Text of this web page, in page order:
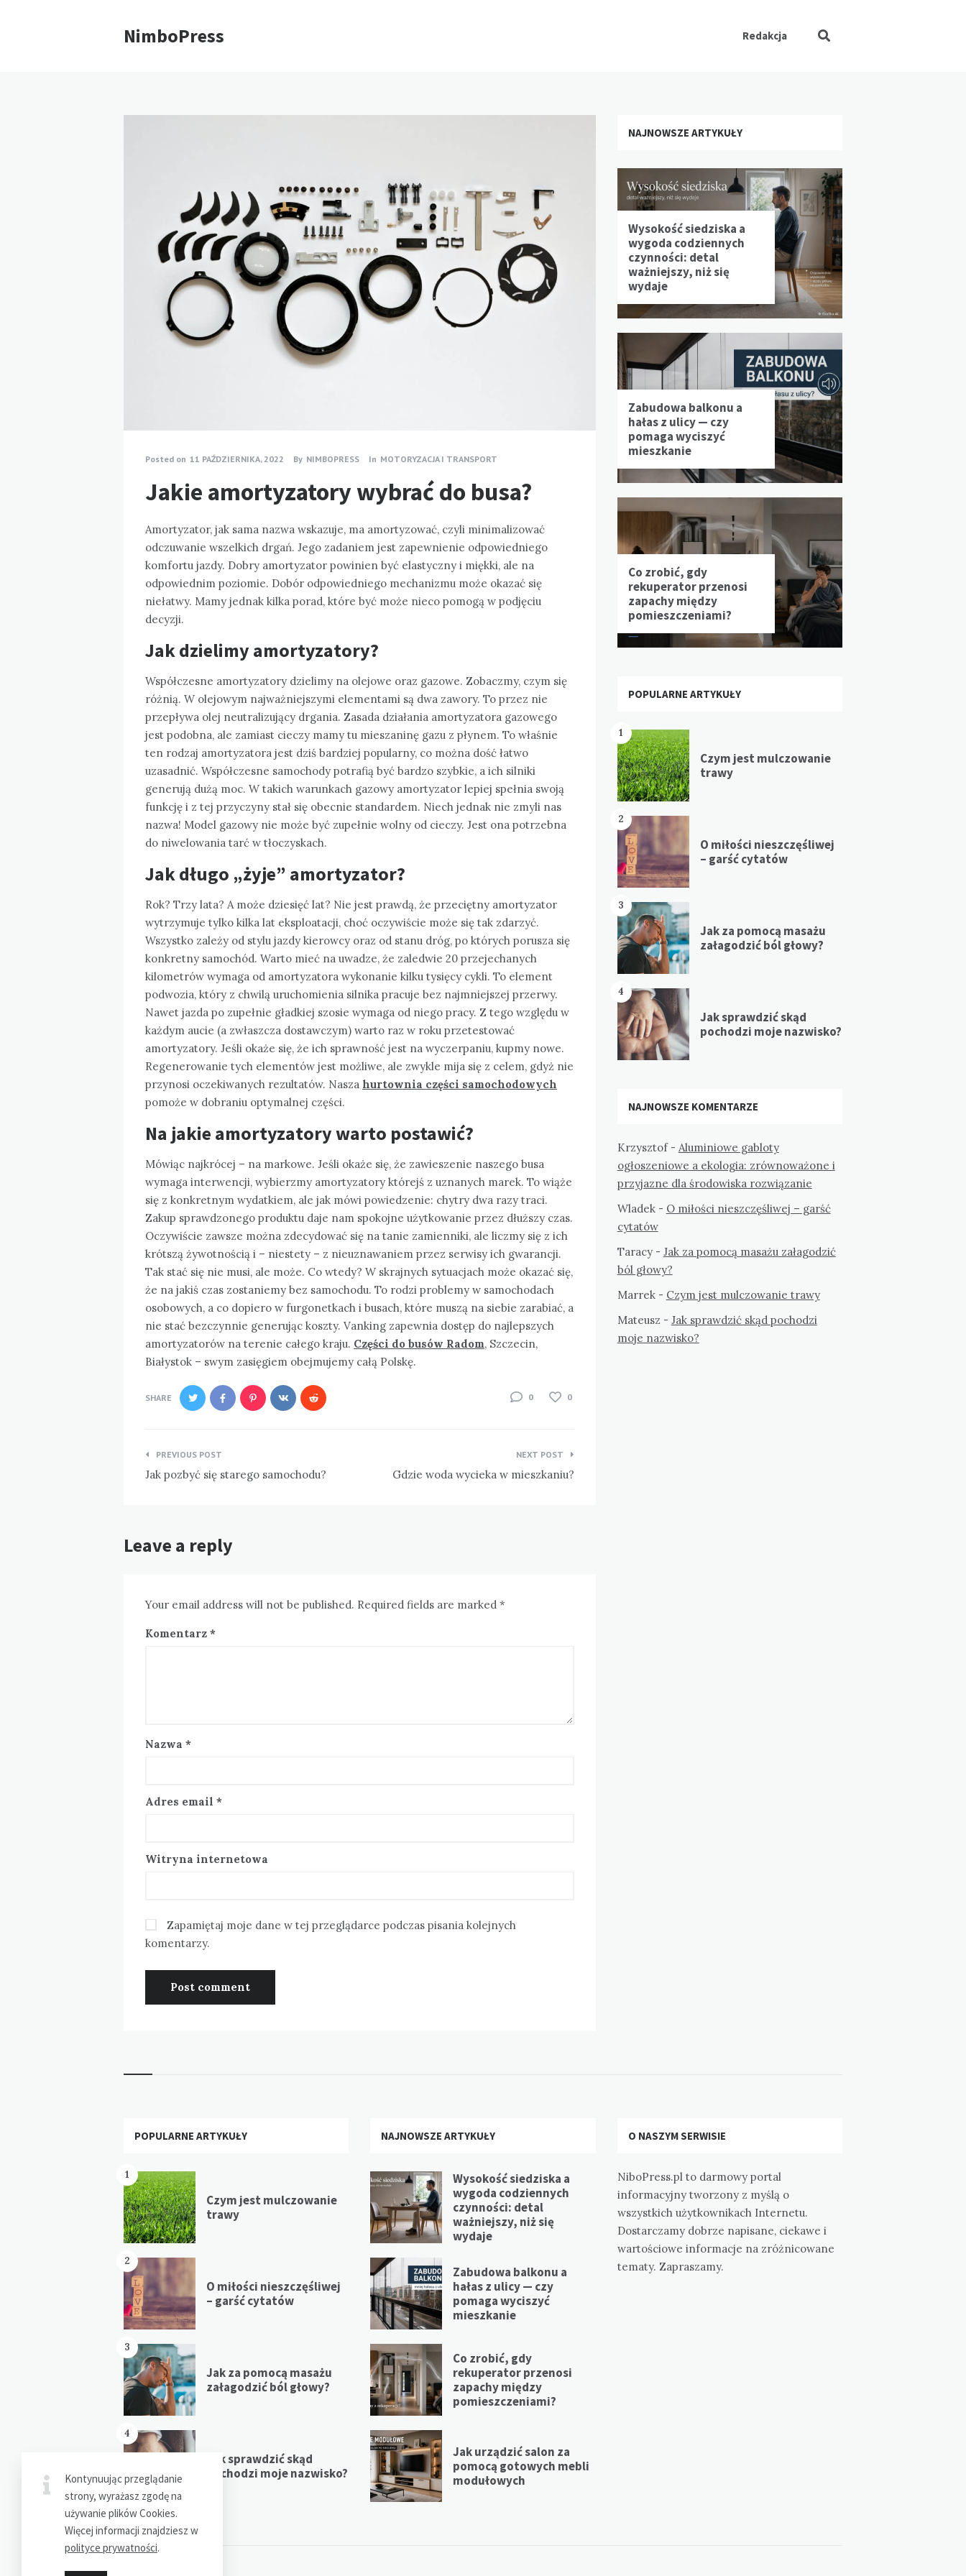
NimboPress Redakcja
Posted on 11 PAŹDZIERNIKA, 2022 By NIMBOPRESS In MOTORYZACJA I TRANSPORT
Jakie amortyzatory wybrać do busa?
Amortyzator, jak sama nazwa wskazuje, ma amortyzować, czyli minimalizować
odczuwanie wszelkich drgań. Jego zadaniem jest zapewnienie odpowiedniego
komfortu jazdy. Dobry amortyzator powinien być elastyczny i miękki, ale na
odpowiednim poziomie. Dobór odpowiedniego mechanizmu może okazać się
niełatwy. Mamy jednak kilka porad, które być może nieco pomogą w podjęciu
decyzji.
Jak dzielimy amortyzatory?
Współczesne amortyzatory dzielimy na olejowe oraz gazowe. Zobaczmy, czym się
różnią. W olejowym najważniejszymi elementami są dwa zawory. To przez nie
przepływa olej neutralizujący drgania. Zasada działania amortyzatora gazowego
jest podobna, ale zamiast cieczy mamy tu mieszaninę gazu z płynem. To właśnie
ten rodzaj amortyzatora jest dziś bardziej popularny, co można dość łatwo
uzasadnić. Współczesne samochody potrafią być bardzo szybkie, a ich silniki
generują dużą moc. W takich warunkach gazowy amortyzator lepiej spełnia swoją
funkcję i z tej przyczyny stał się obecnie standardem. Niech jednak nie zmyli nas
nazwa! Model gazowy nie może być zupełnie wolny od cieczy. Jest ona potrzebna
do niwelowania tarć w tłoczyskach.
Jak długo „żyje” amortyzator?
Rok? Trzy lata? A może dziesięć lat? Nie jest prawdą, że przeciętny amortyzator
wytrzymuje tylko kilka lat eksploatacji, choć oczywiście może się tak zdarzyć.
Wszystko zależy od stylu jazdy kierowcy oraz od stanu dróg, po których porusza się
konkretny samochód. Warto mieć na uwadze, że zaledwie 20 przejechanych
kilometrów wymaga od amortyzatora wykonanie kilku tysięcy cykli. To element
podwozia, który z chwilą uruchomienia silnika pracuje bez najmniejszej przerwy.
Nawet jazda po zupełnie gładkiej szosie wymaga od niego pracy. Z tego względu w
każdym aucie (a zwłaszcza dostawczym) warto raz w roku przetestować
amortyzatory. Jeśli okaże się, że ich sprawność jest na wyczerpaniu, kupmy nowe.
Regenerowanie tych elementów jest możliwe, ale zwykle mija się z celem, gdyż nie
przynosi oczekiwanych rezultatów. Nasza hurtownia części samochodowych
pomoże w dobraniu optymalnej części.
Na jakie amortyzatory warto postawić?
Mówiąc najkrócej – na markowe. Jeśli okaże się, że zawieszenie naszego busa
wymaga interwencji, wybierzmy amortyzatory którejś z uznanych marek. To wiąże
się z konkretnym wydatkiem, ale jak mówi powiedzenie: chytry dwa razy traci.
Zakup sprawdzonego produktu daje nam spokojne użytkowanie przez dłuższy czas.
Oczywiście zawsze można zdecydować się na tanie zamienniki, ale liczmy się z ich
krótszą żywotnością i – niestety – z nieuznawaniem przez serwisy ich gwarancji.
Tak stać się nie musi, ale może. Co wtedy? W skrajnych sytuacjach może okazać się,
że na jakiś czas zostaniemy bez samochodu. To rodzi problemy w samochodach
osobowych, a co dopiero w furgonetkach i busach, które muszą na siebie zarabiać, a
nie stać bezczynnie generując koszty. Vanking zapewnia dostęp do najlepszych
amortyzatorów na terenie całego kraju. Części do busów Radom, Szczecin,
Białystok – swym zasięgiem obejmujemy całą Polskę.
SHARE 0 0
Nawigacja
wpisu
PREVIOUS POST
Jak pozbyć się starego samochodu?
NEXT POST
Gdzie woda wycieka w mieszkaniu?
Leave a reply
Your email address will not be published. Required fields are marked *
Komentarz *
Nazwa *
Adres email *
Witryna internetowa
Zapamiętaj moje dane w tej przeglądarce podczas pisania kolejnych
komentarzy.
NAJNOWSZE ARTYKUŁY
Wysokość siedziska a
wygoda codziennych
czynności: detal
ważniejszy, niż się
wydaje
Zabudowa balkonu a
hałas z ulicy — czy
pomaga wyciszyć
mieszkanie
Co zrobić, gdy
rekuperator przenosi
zapachy między
pomieszczeniami?
POPULARNE ARTYKUŁY
1
Czym jest mulczowanie
trawy
2
O miłości nieszczęśliwej
– garść cytatów
3
Jak za pomocą masażu
załagodzić ból głowy?
4
Jak sprawdzić skąd
pochodzi moje nazwisko?
NAJNOWSZE KOMENTARZE
Krzysztof- Aluminiowe gabloty
ogłoszeniowe a ekologia: zrównoważone i
przyjazne dla środowiska rozwiązanie
Wladek- O miłości nieszczęśliwej – garść
cytatów
Taracy- Jak za pomocą masażu załagodzić
ból głowy?
Marrek- Czym jest mulczowanie trawy
Mateusz - Jak sprawdzić skąd pochodzi
moje nazwisko?
Widgets
POPULARNE ARTYKUŁY
1
Czym jest mulczowanie
trawy
2
O miłości nieszczęśliwej
– garść cytatów
3
Jak za pomocą masażu
załagodzić ból głowy?
4
Jak sprawdzić skąd
pochodzi moje nazwisko?
NAJNOWSZE ARTYKUŁY
Wysokość siedziska a
wygoda codziennych
czynności: detal
ważniejszy, niż się
wydaje
Zabudowa balkonu a
hałas z ulicy — czy
pomaga wyciszyć
mieszkanie
Co zrobić, gdy
rekuperator przenosi
zapachy między
pomieszczeniami?
Jak urządzić salon za
pomocą gotowych mebli
modułowych
O NASZYM SERWISIE
NiboPress.pl to darmowy portal
informacyjny tworzony z myślą o
wszystkich użytkownikach Internetu.
Dostarczamy dobrze napisane, ciekawe i
wartościowe informacje na zróżnicowane
tematy. Zapraszamy.
Kontynuując przeglądanie
strony, wyrażasz zgodę na
używanie plików Cookies.
Więcej informacji znajdziesz w
polityce prywatności.